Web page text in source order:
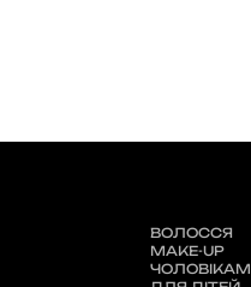
ВОЛОССЯ
MAKE-UP
ЧОЛОВІКАМ